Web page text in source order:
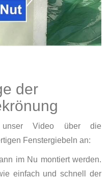
der
Video über die
Fenstergiebeln an:
im Nu montiert werden.
einfach und schnell der